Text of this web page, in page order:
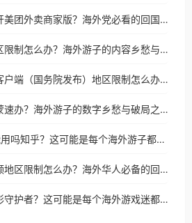
比利时怎么打不开美团外卖商家版？海外党必看的回国加速全攻略
时刻新闻国外地区限制怎么办？海外游子的内容乡愁与破局之路
在美国用国务院客户端（国务院发布）地区限制怎么办？3步解决海外看国内内容难题
瑞士怎么打不开蒙速办？海外游子的数字乡愁与破局之路
B站会员在国外能用吗知乎？这可能是每个海外游子都问过的问题
在越南用乐视视频地区限制怎么办？海外华人必备的回国加速攻略
怎么在国外玩隐形守护者？这可能是每个海外游戏迷都问过的问题